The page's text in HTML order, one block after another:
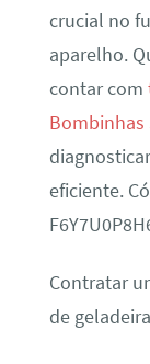
crucial no
aparelho.
contar com
Bombinhas
eficiente.
Contratar
de